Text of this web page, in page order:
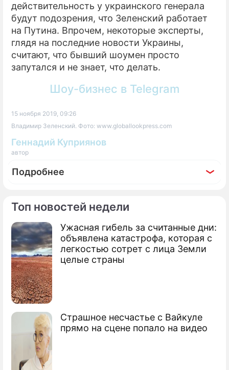
Топ новостей недели
Ужасная гибель за считанные дни:
объявлена катастрофа, которая с
легкостью сотрет с лица Земли
целые страны
Страшное несчастье с Вайкуле
прямо на сцене попало на видео
действительность у украинского генерала
будут подозрения, что Зеленский работает
на Путина. Впрочем, некоторые эксперты,
глядя на последние новости Украины,
считают, что бывший шоумен просто
запутался и не знает, что делать.
Шоу-бизнес в Telegram
15 ноября 2019, 09:26
Владимир Зеленский. Фото: www.globallookpress.com
Геннадий Куприянов
автор
Подробнее
По теме
Продолжение: "Зачем суетиться и
бегать": Путин жестко ответил о
встрече с Зеленским
Зеленский загнал Украину на край
пропасти